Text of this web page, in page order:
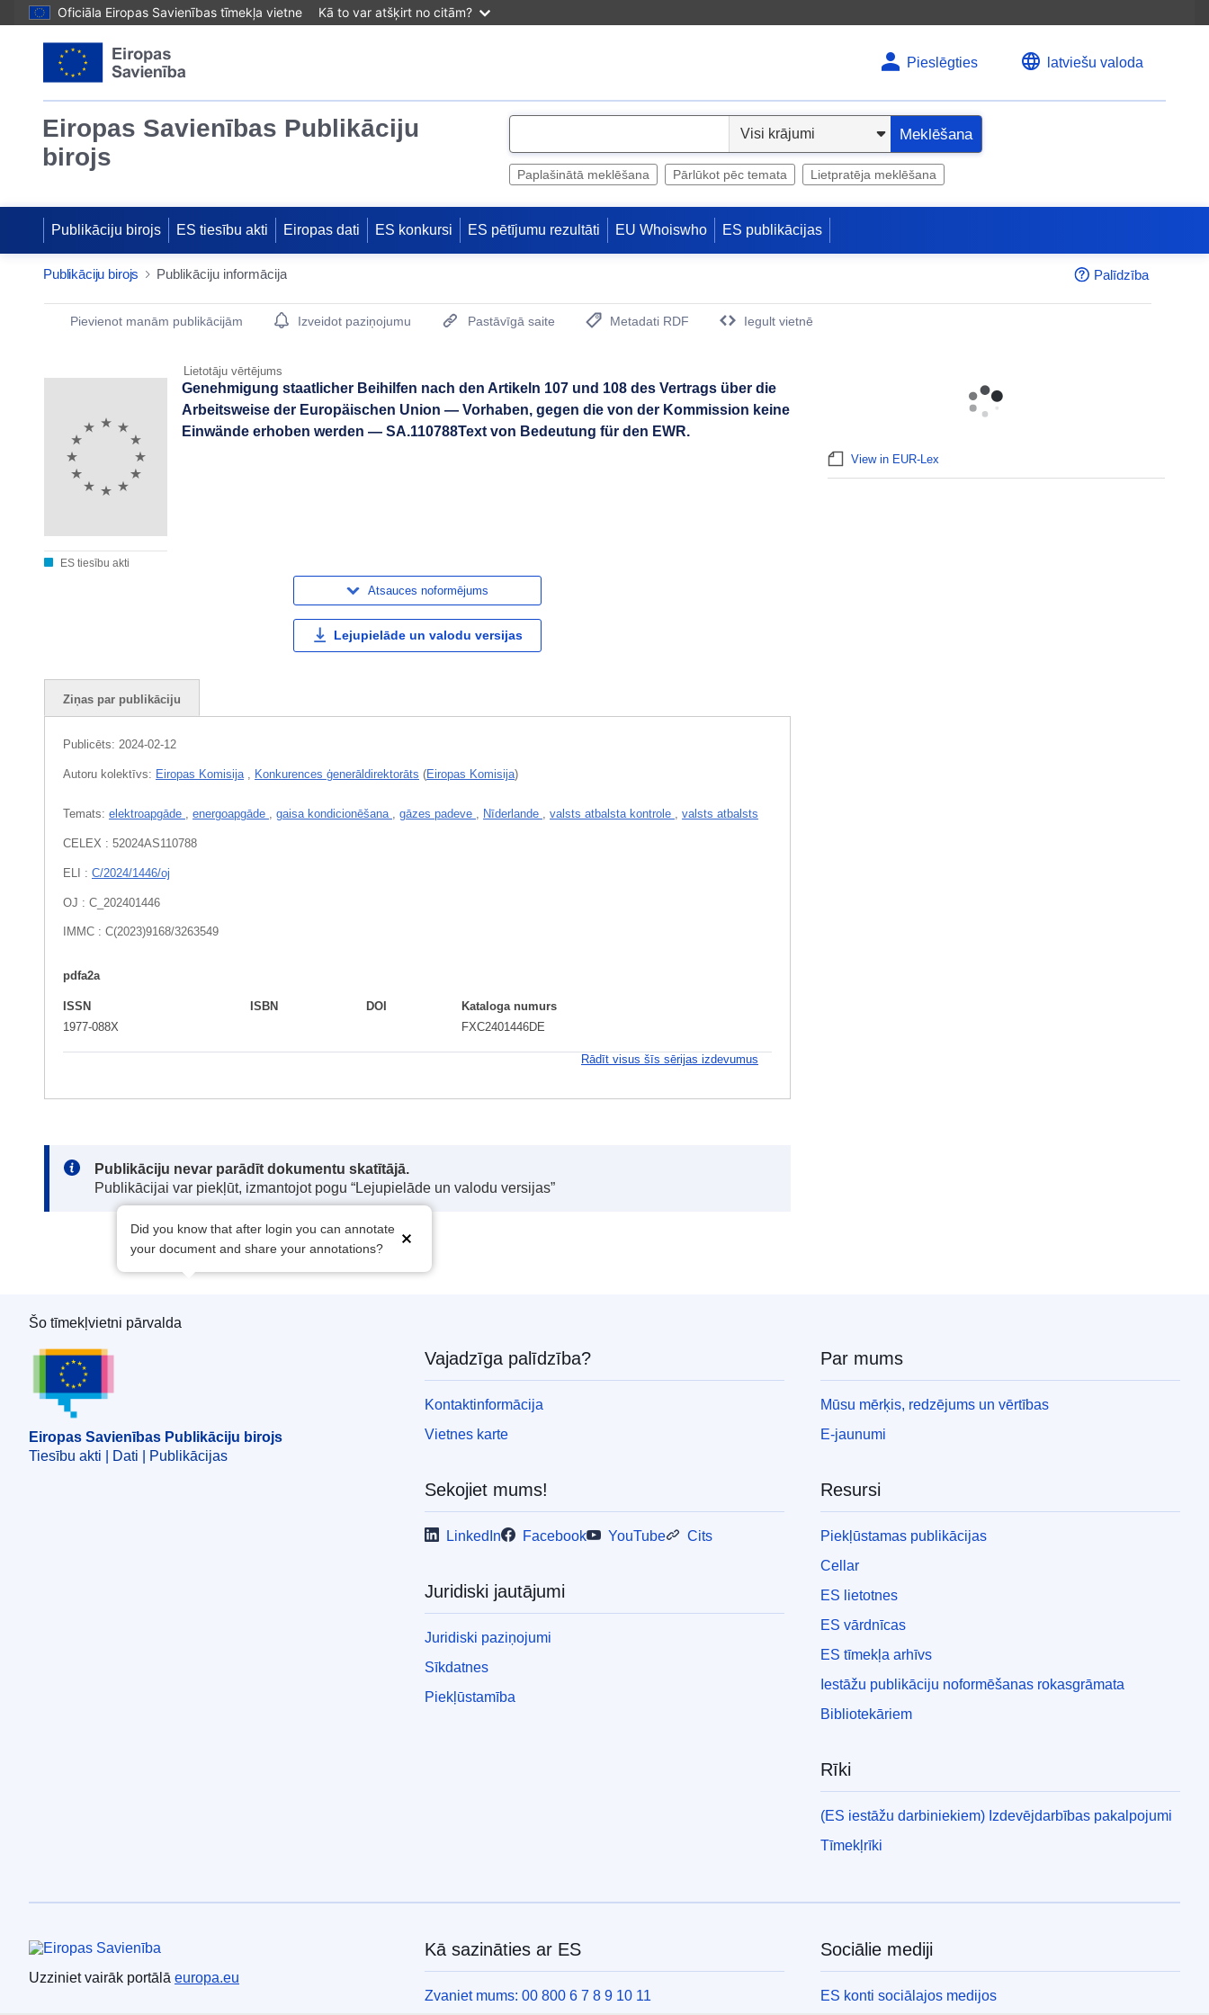
Oficiāla Eiropas Savienības tīmekļa vietne Kā to var atšķirt no citām?
Pieslēgties latviešu valoda
Eiropas Savienības Publikāciju
birojs
e
Meklēšana
Paplašinātā meklēšana Pārlūkot pēc temata Lietpratēja meklēšana
Publikāciju birojs ES tiesību akti Eiropas dati ES konkursi ES pētījumu rezultāti EU Whoiswho ES publikācijas
Publikāciju birojs Publikāciju informācija Palīdzība
Publication Detail Actions Portlet
Pievienot manām publikācijām Izveidot paziņojumu Pastāvīgā saite
Metadati RDF
Iegult vietnē
Lietotāju vērtējums
ES tiesību akti
Genehmigung staatlicher Beihilfen nach den Artikeln 107 und 108 des Vertrags über die
Arbeitsweise der Europäischen Union — Vorhaben, gegen die von der Kommission keine
Einwände erhoben werden — SA.110788Text von Bedeutung für den EWR.
Atsauces noformējums
Lejupielāde un valodu versijas
Ziņas par publikāciju
Publicēts: 2024-02-12
Autoru kolektīvs: Eiropas Komisija , Konkurences ģenerāldirektorāts (Eiropas Komisija)
Temats: elektroapgāde , energoapgāde , gaisa kondicionēšana , gāzes padeve , Nīderlande , valsts atbalsta kontrole , valsts atbalsts
CELEX : 52024AS110788
ELI : C/2024/1446/oj
OJ : C_202401446
IMMC : C(2023)9168/3263549
pdfa2a
ISSN
1977-088X
ISBN DOI
Kataloga numurs
FXC2401446DE
Rādīt visus šīs sērijas izdevumus
Note:
Publikāciju nevar parādīt dokumentu skatītājā.
Publikācijai var piekļūt, izmantojot pogu “Lejupielāde un valodu versijas”
Did you know that after login you can annotate
your document and share your annotations?
View in EUR-Lex
Eiropas Savienības Publikāciju birojs
Šo tīmekļvietni pārvalda
Eiropas Savienības Publikāciju birojs
Tiesību akti | Dati | Publikācijas
Vajadzīga palīdzība?
Kontaktinformācija
Vietnes karte
Sekojiet mums!
LinkedIn Facebook YouTube Cits
Juridiski jautājumi
Juridiski paziņojumi
Sīkdatnes
Piekļūstamība
Par mums
Mūsu mērķis, redzējums un vērtības
E-jaunumi
Resursi
Piekļūstamas publikācijas
Cellar
ES lietotnes
ES vārdnīcas
ES tīmekļa arhīvs
Iestāžu publikāciju noformēšanas rokasgrāmata
Bibliotekāriem
Rīki
(ES iestāžu darbiniekiem) Izdevējdarbības pakalpojumi
Tīmekļrīki
Eiropas Savienība
Uzziniet vairāk portālā europa.eu
Kā sazināties ar ES
Zvaniet mums: 00 800 6 7 8 9 10 11
Sociālie mediji
ES konti sociālajos medijos